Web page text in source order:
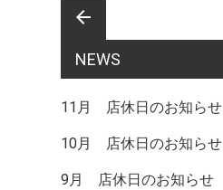
前
後
の
arrow_back
NEWS
11月 店休日のお知らせ
10月 店休日のお知らせ
9月 店休日のお知らせ